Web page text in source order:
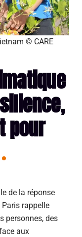
© CARE
pour
de la réponse
Paris rappelle
personnes, des
aux